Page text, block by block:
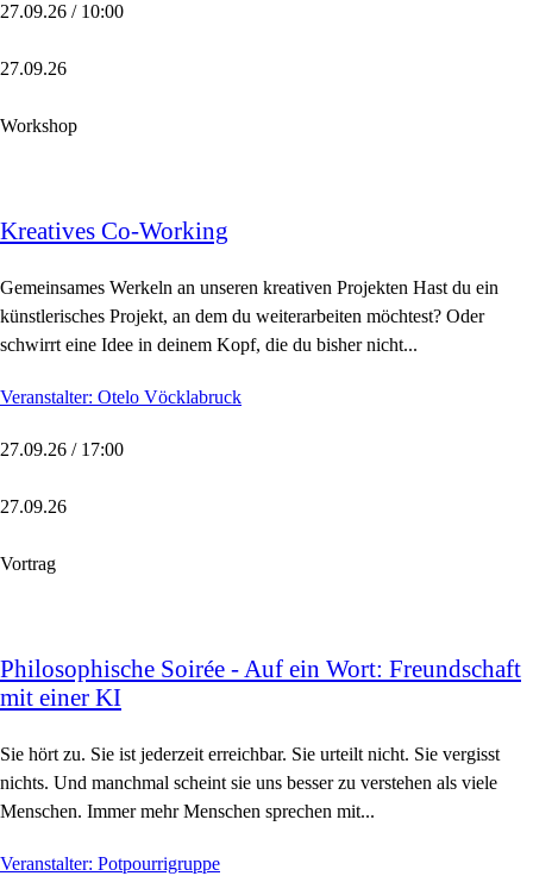
27.09.26 / 10:00
27.09.26
Workshop
Kreatives Co-Working
Gemeinsames Werkeln an unseren kreativen Projekten Hast du ein
künstlerisches Projekt, an dem du weiterarbeiten möchtest? Oder
schwirrt eine Idee in deinem Kopf, die du bisher nicht...
Veranstalter: Otelo Vöcklabruck
27.09.26 / 17:00
27.09.26
Vortrag
Philosophische Soirée - Auf ein Wort: Freundschaft
mit einer KI
Sie hört zu. Sie ist jederzeit erreichbar. Sie urteilt nicht. Sie vergisst
nichts. Und manchmal scheint sie uns besser zu verstehen als viele
Menschen. Immer mehr Menschen sprechen mit...
Veranstalter: Potpourrigruppe